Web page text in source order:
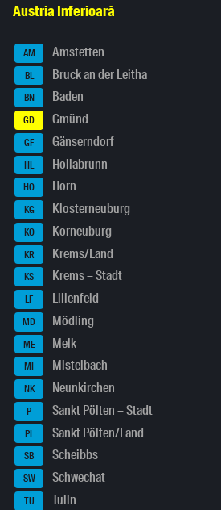
Austria Inferioară
AM Amstetten
BL Bruck an der Leitha
BN Baden
GD Gmünd
GF Gänserndorf
HL Hollabrunn
HO Horn
KG Klosterneuburg
KO Korneuburg
KR Krems/Land
KS Krems – Stadt
LF Lilienfeld
MD Mödling
ME Melk
MI Mistelbach
NK Neunkirchen
P Sankt Pölten – Stadt
PL Sankt Pölten/Land
SB Scheibbs
SW Schwechat
TU Tulln